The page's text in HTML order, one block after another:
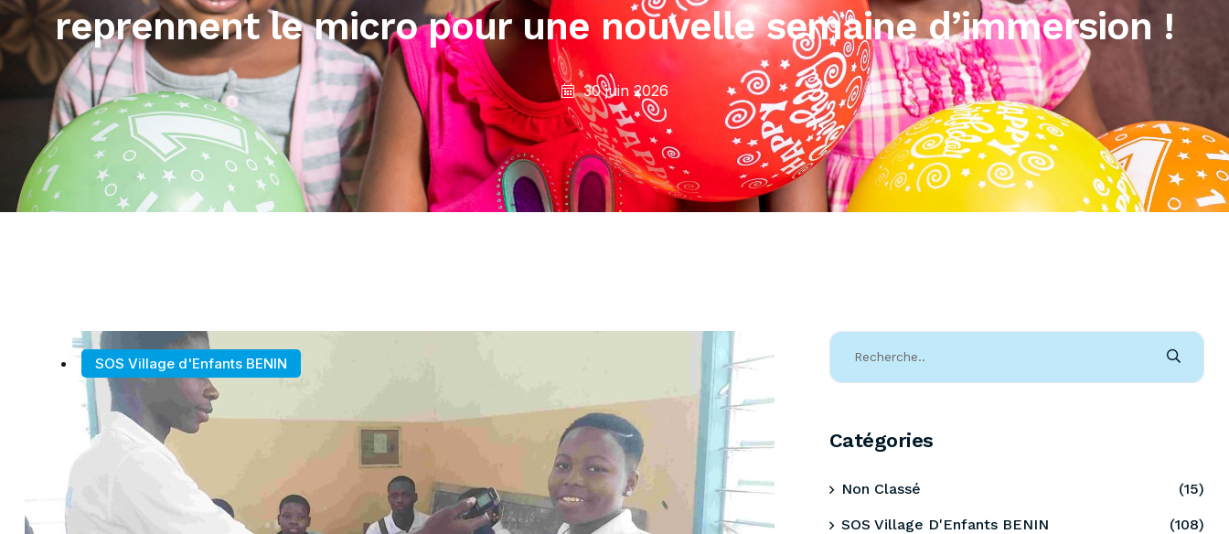
reprennent le micro pour une nouvelle semaine d’immersion !
30 juin 2026
SOS Village d'Enfants BENIN
Catégories
Non Classé (15)
SOS Village D'Enfants BENIN (108)